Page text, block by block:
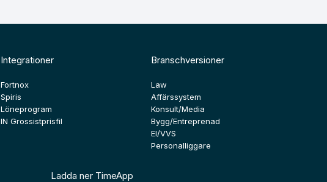
Integrationer
Fortnox
Spiris
Löneprogram
IN Grossistprisfil
Branschversioner
Law
Affärssystem
Konsult/Media
Bygg/Entreprenad
El/VVS
Personalliggare
Ladda ner TimeApp